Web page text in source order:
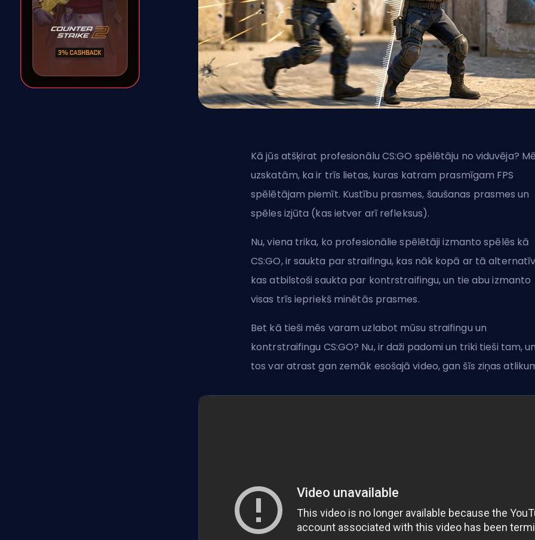
Kā jūs atšķirat profesionālu CS:GO spēlētāju no viduvēja?
uzskatām, ka ir trīs lietas, kuras katram prasmīgam FPS
spēlētājam piemīt. Kustību prasmes, šaušanas prasmes un
spēles izjūta (kas ietver arī refleksus).
Nu, viena trika, ko profesionālie spēlētāji izmanto spēlēs kā
CS:GO, ir saukta par straifingu, kas nāk kopā ar tā
kas atbilstoši saukta par kontrstraifingu, un tie abu izmanto
visas trīs iepriekš minētās prasmes.
Bet kā tieši mēs varam uzlabot mūsu straifingu un
kontrstraifingu CS:GO? Nu, ir daži padomi un triki tieši tam, un
tos var atrast gan zemāk esošajā video, gan šīs ziņas